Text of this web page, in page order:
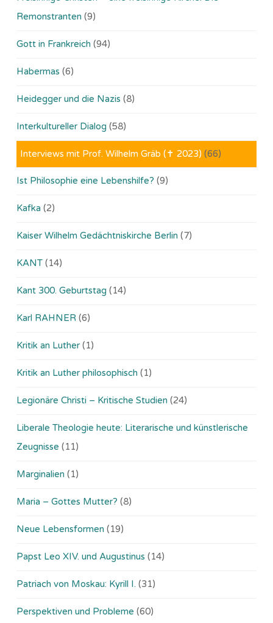
Remonstranten (9)
Gott in Frankreich (94)
Habermas (6)
Heidegger und die Nazis (8)
Interkultureller Dialog (58)
Interviews mit Prof. Wilhelm Gräb (✝ 2023) (66)
Ist Philosophie eine Lebenshilfe? (9)
Kafka (2)
Kaiser Wilhelm Gedächtniskirche Berlin (7)
KANT (14)
Kant 300. Geburtstag (14)
Karl RAHNER (6)
Kritik an Luther (1)
Kritik an Luther philosophisch (1)
Legionäre Christi – Kritische Studien (24)
Liberale Theologie heute: Literarische und künstlerische
Zeugnisse (11)
Marginalien (1)
Maria – Gottes Mutter? (8)
Neue Lebensformen (19)
Papst Leo XIV. und Augustinus (14)
Patriach von Moskau: Kyrill I. (31)
Perspektiven und Probleme (60)